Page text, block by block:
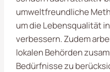
umweltfreundliche
um die Lebensqualität
verbessern. Zudem
lokalen Behörden
Bedürfnisse zu